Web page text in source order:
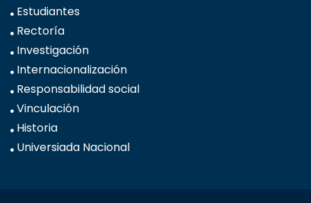
Estudiantes
Rectoría
Investigación
Internacionalización
Responsabilidad social
Vinculación
Historia
Universiada Nacional